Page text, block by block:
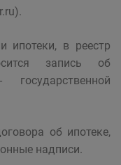
ипотеки, в реестр
запись об
об ипотеке,
надписи.